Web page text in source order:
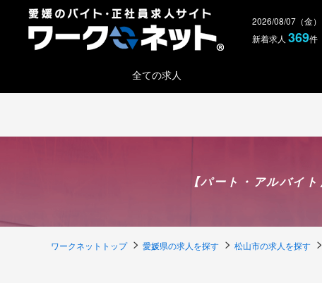
2026/08/07（金
新着求人 369
全ての求人
【パート・アルバイ
ワークネットトップ 愛媛県の求人を探す 松山市の求人を探す